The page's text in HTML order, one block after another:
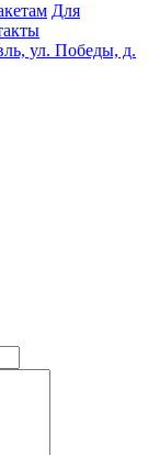
Для
ул. Победы, д.